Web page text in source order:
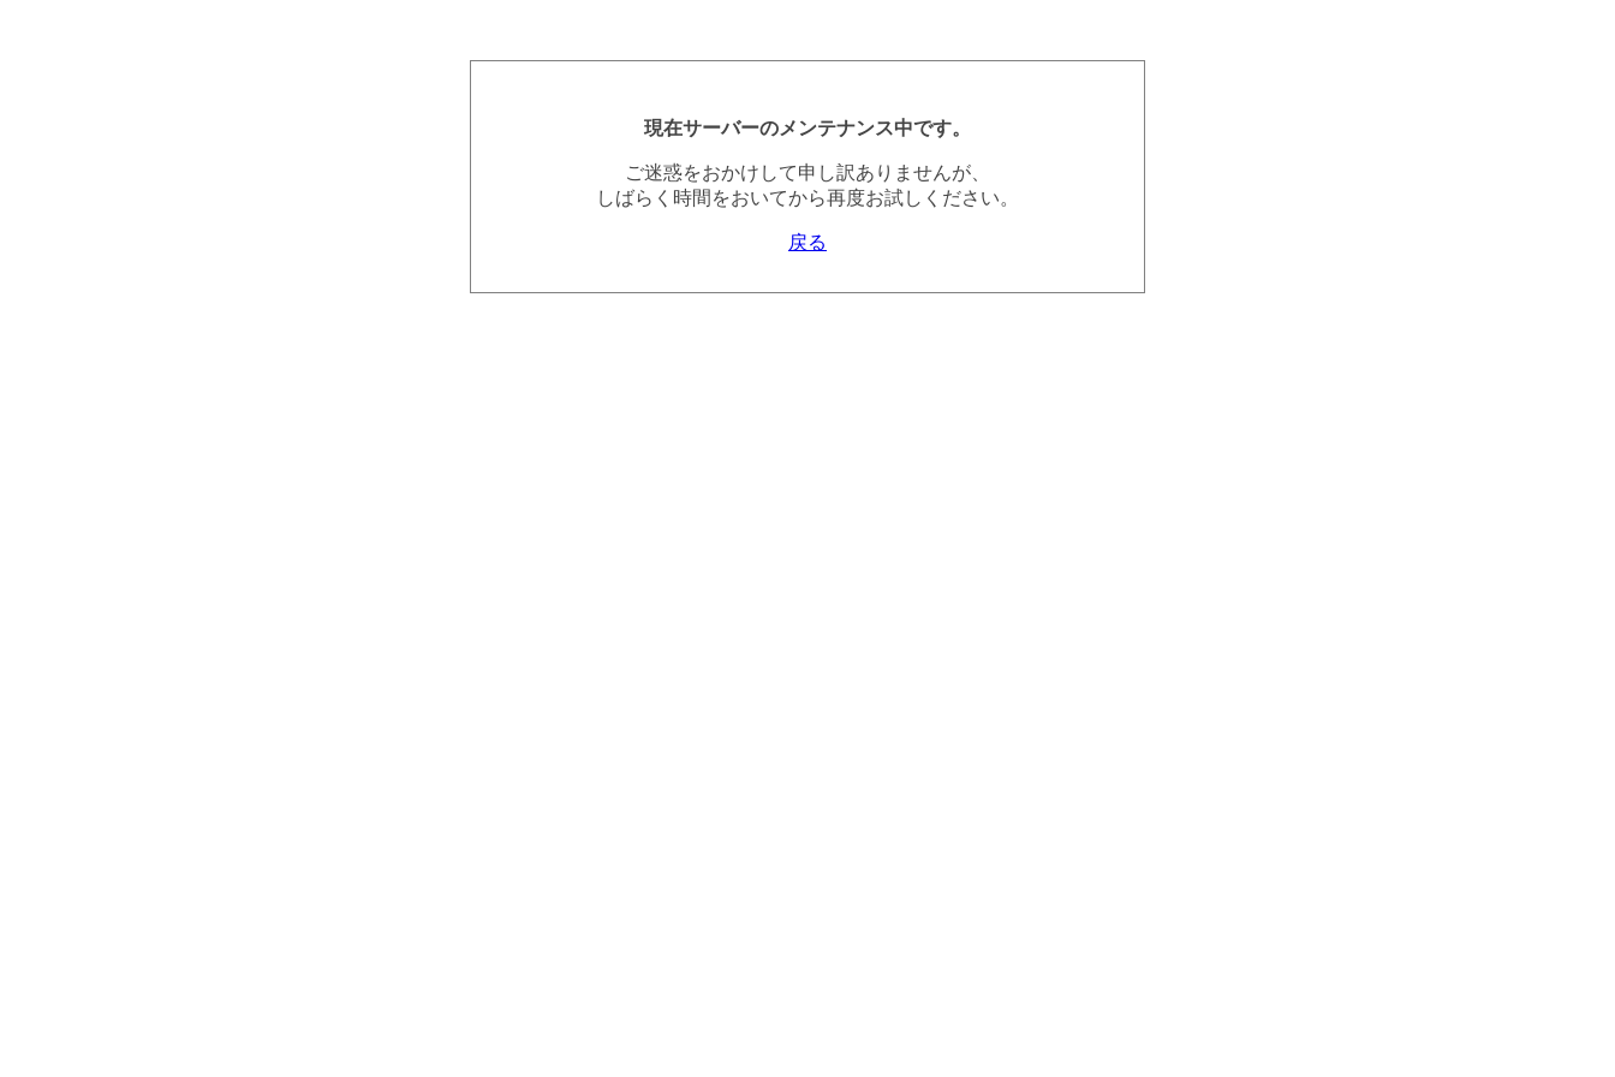
現在サーバーのメンテナンス中です。
ご迷惑をおかけして申し訳ありませんが、
しばらく時間をおいてから再度お試しください。
戻る